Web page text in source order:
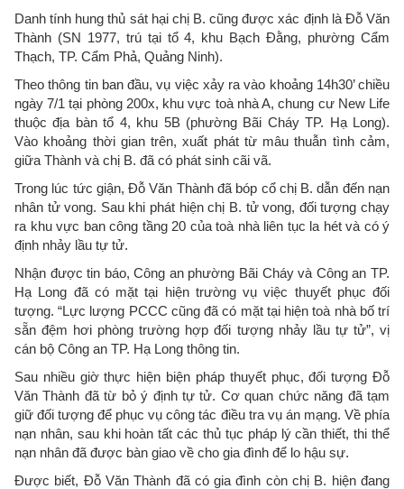
Danh tính hung thủ sát hại chị B. cũng được xác định là Đỗ Văn
Thành (SN 1977, trú tại tổ 4, khu Bạch Đằng, phường Cẩm
Thạch, TP. Cẩm Phả, Quảng Ninh).
Theo thông tin ban đầu, vụ việc xảy ra vào khoảng 14h30’ chiều
ngày 7/1 tại phòng 200x, khu vực toà nhà A, chung cư New Life
thuộc địa bàn tổ 4, khu 5B (phường Bãi Cháy TP. Hạ Long).
Vào khoảng thời gian trên, xuất phát từ mâu thuẫn tình cảm,
giữa Thành và chị B. đã có phát sinh cãi vã.
Trong lúc tức giận, Đỗ Văn Thành đã bóp cổ chị B. dẫn đến nạn
nhân tử vong. Sau khi phát hiện chị B. tử vong, đối tượng chạy
ra khu vực ban công tầng 20 của toà nhà liên tục la hét và có ý
định nhảy lầu tự tử.
Nhận được tin báo, Công an phường Bãi Cháy và Công an TP.
Hạ Long đã có mặt tại hiện trường vụ việc thuyết phục đối
tượng. “Lực lượng PCCC cũng đã có mặt tại hiện toà nhà bố trí
sẵn đệm hơi phòng trường hợp đối tượng nhảy lầu tự tử”, vị
cán bộ Công an TP. Hạ Long thông tin.
Sau nhiều giờ thực hiện biện pháp thuyết phục, đối tượng Đỗ
Văn Thành đã từ bỏ ý định tự tử. Cơ quan chức năng đã tạm
giữ đối tượng để phục vụ công tác điều tra vụ án mạng. Về phía
nạn nhân, sau khi hoàn tất các thủ tục pháp lý cần thiết, thi thể
nạn nhân đã được bàn giao về cho gia đình để lo hậu sự.
Được biết, Đỗ Văn Thành đã có gia đình còn chị B. hiện đang